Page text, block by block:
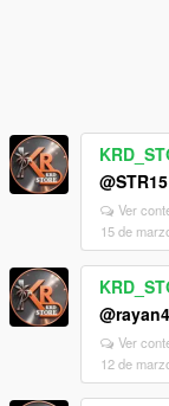
@STR15
Ver
15 de
Ver
12 de